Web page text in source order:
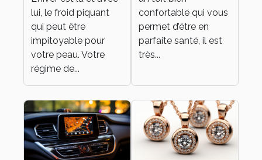
lui, le froid piquant
qui peut être
impitoyable pour
votre peau. Votre
régime de...
confortable qui vous
permet d’être en
parfaite santé, il est
très...